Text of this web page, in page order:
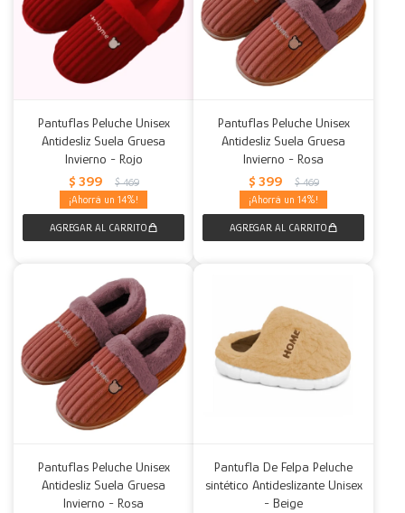
Pantuflas Peluche Unisex
Antidesliz Suela Gruesa
Invierno - Rojo
$ 399 $ 469
14
Pantuflas Peluche Unisex
Antidesliz Suela Gruesa
Invierno - Rosa
$ 399 $ 469
14
Pantuflas Peluche Unisex
Antidesliz Suela Gruesa
Invierno - Rosa
Pantufla De Felpa Peluche
sintético Antideslizante Unisex
- Beige